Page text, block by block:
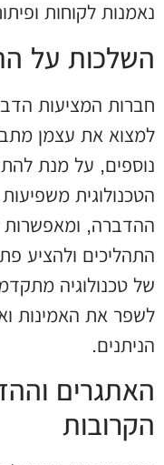
נאמנות לקוחות
השלכות על
חברות המציעות
למצוא את עצמן
נוספים, על מנת
הטכנולוגית
ההדברה, ומאפשרות
התהליכים ולהציע
של טכנולוגיה
לשפר את האמינות
הניתנים.
האתגרים
הקרובות